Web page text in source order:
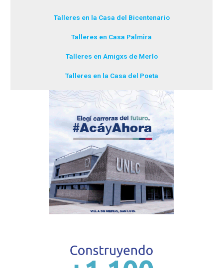
Talleres en la Casa del Bicentenario
Talleres en Casa Palmira
Talleres en Amigxs de Merlo
Talleres en la Casa del Poeta